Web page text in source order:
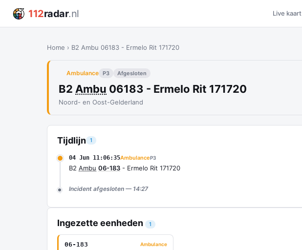
112radar.nl Live kaart
Home › B2 Ambu 06183 - Ermelo Rit 171720
Ambulance P3 Afgesloten
B2 Ambu 06183 - Ermelo Rit 171720
Noord- en Oost-Gelderland
Tijdlijn 1
04 Jun 11:06:35AmbulanceP3
B2 Ambu 06-183 - Ermelo Rit 171720
Incident afgesloten — 14:27
Ingezette eenheden 1
06-183 Ambulance